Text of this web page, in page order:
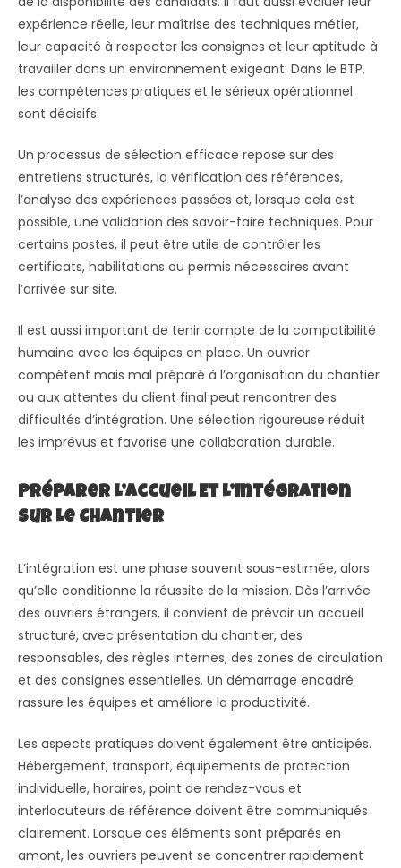
expérience réelle, leur maîtrise des techniques métier,
leur capacité à respecter les consignes et leur aptitude à
travailler dans un environnement exigeant. Dans le BTP,
les compétences pratiques et le sérieux opérationnel
sont décisifs.
Un processus de sélection efficace repose sur des
entretiens structurés, la vérification des références,
l’analyse des expériences passées et, lorsque cela est
possible, une validation des savoir-faire techniques. Pour
certains postes, il peut être utile de contrôler les
certificats, habilitations ou permis nécessaires avant
l’arrivée sur site.
Il est aussi important de tenir compte de la compatibilité
humaine avec les équipes en place. Un ouvrier
compétent mais mal préparé à l’organisation du chantier
ou aux attentes du client final peut rencontrer des
difficultés d’intégration. Une sélection rigoureuse réduit
les imprévus et favorise une collaboration durable.
Préparer L’Accueil Et L’Intégration
Sur Le Chantier
L’intégration est une phase souvent sous-estimée, alors
qu’elle conditionne la réussite de la mission. Dès l’arrivée
des ouvriers étrangers, il convient de prévoir un accueil
structuré, avec présentation du chantier, des
responsables, des règles internes, des zones de circulation
et des consignes essentielles. Un démarrage encadré
rassure les équipes et améliore la productivité.
Les aspects pratiques doivent également être anticipés.
Hébergement, transport, équipements de protection
individuelle, horaires, point de rendez-vous et
interlocuteurs de référence doivent être communiqués
clairement. Lorsque ces éléments sont préparés en
amont, les ouvriers peuvent se concentrer rapidement